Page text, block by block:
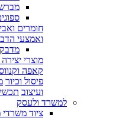
חומרים
ואמצעי
מוצרי
קאפה
פיסול וכיור
ועיצוב
למשרד ולעסק
ציוד משרדי